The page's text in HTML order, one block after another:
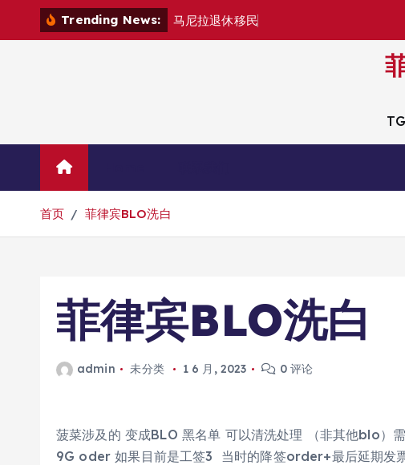
Trending News: 马 尼拉退休移民
菲律宾 SIRV
首页 菲律宾BLO洗白
菲律宾BLO洗白
admin 未分类 1 6 月, 2023 0 评论
菠菜涉及的 变成BLO 黑名单 可以清洗处理 （非其他blo
9G oder 如果目前是工签3 当时的降签order+最后延期发